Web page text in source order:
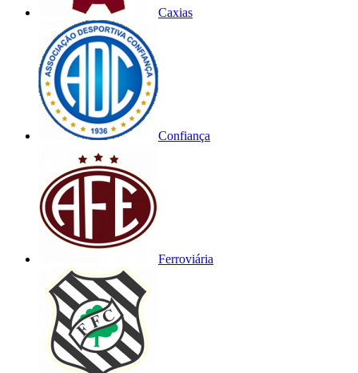
Caxias
Confiança
Ferroviária